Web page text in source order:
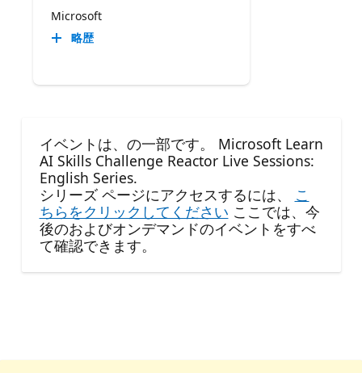
Microsoft
略歴
イベントは、の一部です。 Microsoft Learn
AI Skills Challenge Reactor Live Sessions:
English Series.
シリーズ ページにアクセスするには、
こ
ちらをクリックしてください ここでは、今
後のおよびオンデマンドのイベントをすべ
て確認できます。